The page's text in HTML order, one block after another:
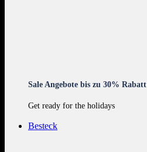
Sale Angebote bis zu 30% Rabatt
Get ready for the holidays
Besteck